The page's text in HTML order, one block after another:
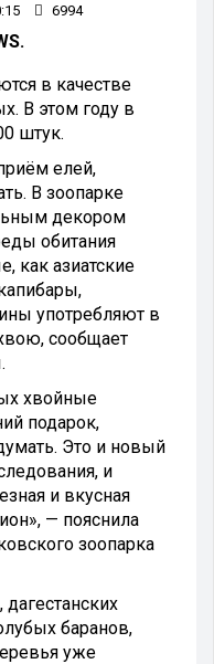
6994
в качестве
В этом году в
штук.
елей,
В зоопарке
декором
обитания
как азиатские
употребляют в
сообщает
хвойные
подарок,
Это и новый
и
и вкусная
— пояснила
зоопарка
баранов,
уже